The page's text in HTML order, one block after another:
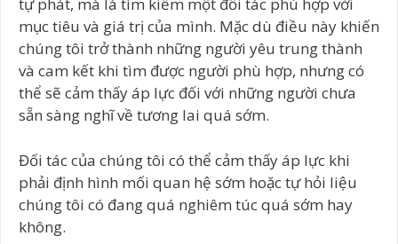
mục tiêu và giá trị của mình. Mặc dù điều này khiến
chúng tôi trở thành những người yêu trung thành
và cam kết khi tìm được người phù hợp, nhưng có
thể sẽ cảm thấy áp lực đối với những người chưa
sẵn sàng nghĩ về tương lai quá sớm.
Đối tác của chúng tôi có thể cảm thấy áp lực khi
phải định hình mối quan hệ sớm hoặc tự hỏi liệu
chúng tôi có đang quá nghiêm túc quá sớm hay
không.